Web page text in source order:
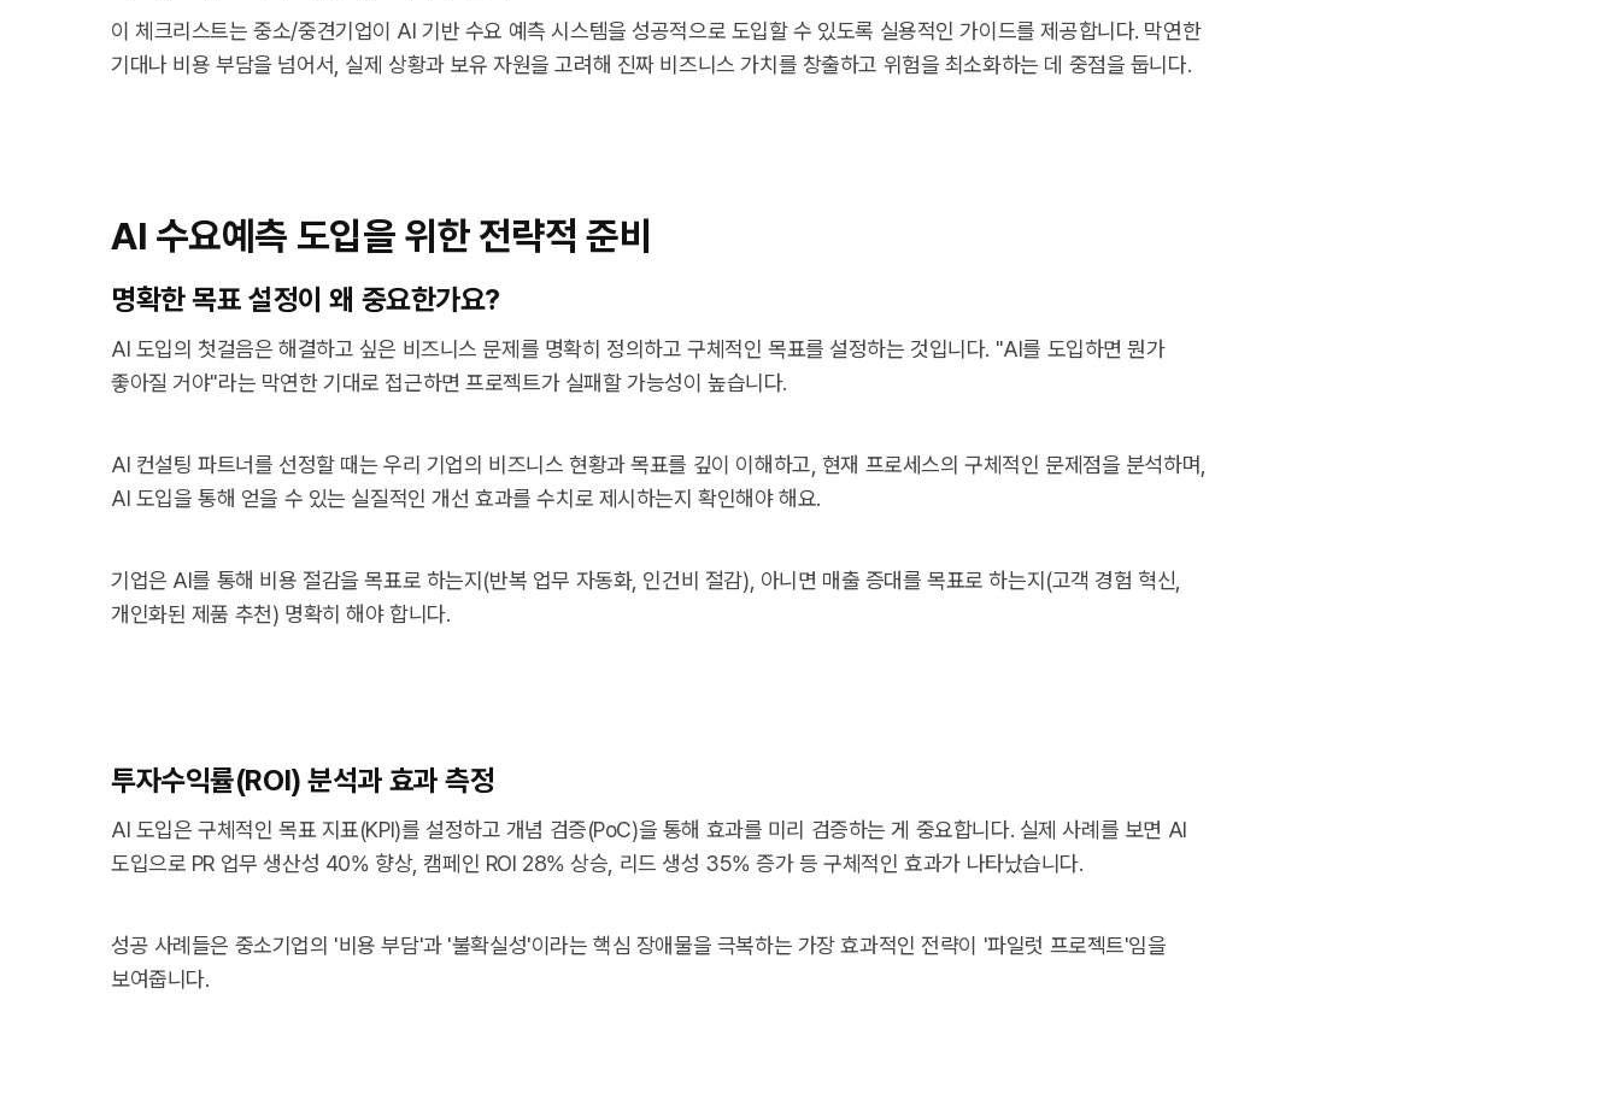
이 체크리스트는 중소/중견기업이 AI 기반 수요 예측 시스템을 성공적으로 도입할 수 있도록 실용적인 가이드를 제공합니다. 막연한
기대나 비용 부담을 넘어서, 실제 상황과 보유 자원을 고려해 진짜 비즈니스 가치를 창출하고 위험을 최소화하는 데 중점을 둡니다.
AI 수요예측 도입을 위한 전략적 준비
명확한 목표 설정이 왜 중요한가요?
AI 도입의 첫걸음은 해결하고 싶은 비즈니스 문제를 명확히 정의하고 구체적인 목표를 설정하는 것입니다. "AI를 도입하면 뭔가
좋아질 거야"라는 막연한 기대로 접근하면 프로젝트가 실패할 가능성이 높습니다.
AI 컨설팅 파트너를 선정할 때는 우리 기업의 비즈니스 현황과 목표를 깊이 이해하고, 현재 프로세스의 구체적인 문제점을 분석하며,
AI 도입을 통해 얻을 수 있는 실질적인 개선 효과를 수치로 제시하는지 확인해야 해요.
기업은 AI를 통해 비용 절감을 목표로 하는지(반복 업무 자동화, 인건비 절감), 아니면 매출 증대를 목표로 하는지(고객 경험 혁신,
개인화된 제품 추천) 명확히 해야 합니다.
투자수익률(ROI) 분석과 효과 측정
AI 도입은 구체적인 목표 지표(KPI)를 설정하고 개념 검증(PoC)을 통해 효과를 미리 검증하는 게 중요합니다. 실제 사례를 보면 AI
도입으로 PR 업무 생산성 40% 향상, 캠페인 ROI 28% 상승, 리드 생성 35% 증가 등 구체적인 효과가 나타났습니다.
성공 사례들은 중소기업의 '비용 부담'과 '불확실성'이라는 핵심 장애물을 극복하는 가장 효과적인 전략이 '파일럿 프로젝트'임을
보여줍니다.